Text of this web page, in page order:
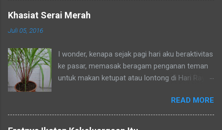
termasuk tetangga-tetangga dilingkungkungan
ditempat tinggal anakku yaitu Green Bintaro
Residence. Para ojeckers (yang udah kenal
tentunya) pun memanggilku dengan sebutan
kenapa akhirnya semua yang kenal denganku
mengenalku dengan sebutan bunda , sampai-
Khasiat Serai Merah
Juli 05, 2016
I wonder, kenapa sejak pagi hari aku beraktivitas
ke pasar, memasak beragam penganan teman
untuk makan ketupat atau lontong di Hari Raya
merasakan penat dan lelah, bahkan aku begitu
semangat, rasanya badanku sehaaat banget.
Ternyata mengkonsumsi minuman sereh merah
READ MORE